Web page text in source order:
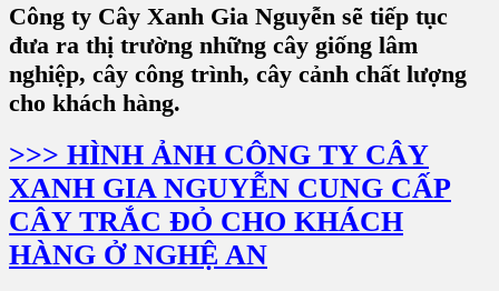
Công ty Cây Xanh Gia Nguyễn sẽ tiếp tục
đưa ra thị trường những cây giống lâm
nghiệp, cây công trình, cây cảnh chất lượng
cho khách hàng.
>>> HÌNH ẢNH CÔNG TY CÂY
XANH GIA NGUYỄN CUNG CẤP
CÂY TRẮC ĐỎ CHO KHÁCH
HÀNG Ở NGHỆ AN